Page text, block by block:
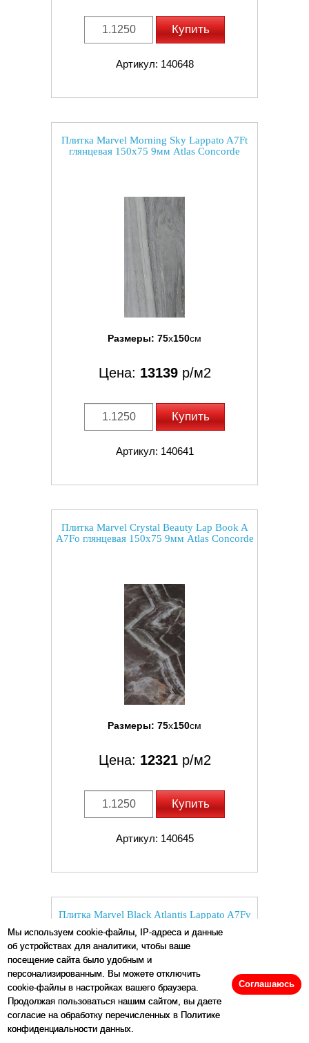
Мы используем cookie-файлы, IP-адреса и данные
об устройствах для аналитики, чтобы ваше
посещение сайта было удобным и
персонализированным. Вы можете отключить
cookie-файлы в настройках вашего браузера.
Продолжая пользоваться нашим сайтом, вы даете
согласие на обработку перечисленных в Политике
конфиденциальности данных.
Соглашаюсь
Купить
Артикул: 140648
Плитка Marvel Morning Sky Lappato A7Ft
глянцевая 150x75 9мм Atlas Concorde
Размеры: 75x150см
Цена: 13139р/м2
Купить
Артикул: 140641
Плитка Marvel Crystal Beauty Lap Book A
A7Fo глянцевая 150x75 9мм Atlas Concorde
Размеры: 75x150см
Цена: 12321р/м2
Купить
Артикул: 140645
Плитка Marvel Black Atlantis Lappato A7Fv
Concorde